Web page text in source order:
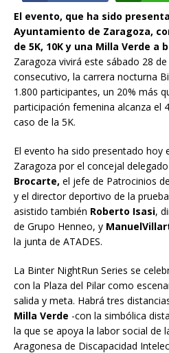
El evento, que ha sido
Ayuntamiento de Zaragoza,
de 5K, 10K y una Milla Verde a
Zaragoza vivirá este sábado 28
consecutivo, la carrera nocturna
1.800 participantes, un 20% más
participación femenina alcanza el
caso de la 5K.
El evento ha sido presentado hoy
Zaragoza por el concejal
Brocarte, el jefe de Patrocinios
y el director deportivo de la
asistido también Roberto Isasi,
de Grupo Henneo, y Manuel
la junta de ATADES.
La Binter NightRun Series se
con la Plaza del Pilar como
salida y meta. Habrá tres
Milla Verde -con la simbólica
la que se apoya la labor social de
Aragonesa de Discapacidad